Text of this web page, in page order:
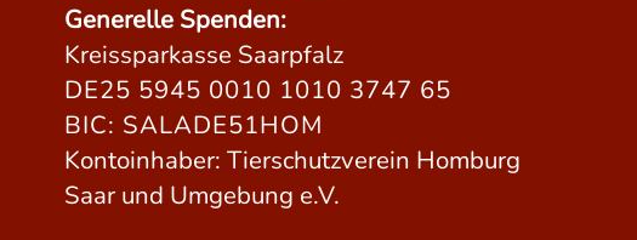
Generelle Spenden:
Kreissparkasse Saarpfalz
DE25 5945 0010 1010 3747 65
BIC: SALADE51HOM
Kontoinhaber: Tierschutzverein Homburg
Saar und Umgebung e.V.